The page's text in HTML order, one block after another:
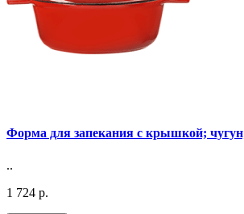
Форма для запекания с крышкой;
..
1 724 р.